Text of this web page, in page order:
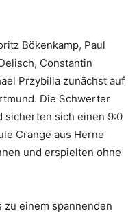
Bökenkamp, Paul
Constantin
Przybilla zunächst auf
Die Schwerter
sicherten sich einen 9:0
Crange aus Herne
und erspielten ohne
zu einem spannenden